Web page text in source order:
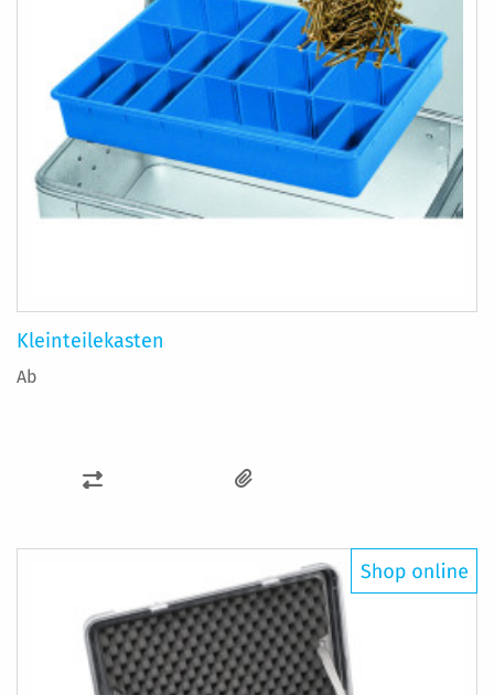
Kleinteilekasten
Ab
ZUR
HINZUFÜGEN